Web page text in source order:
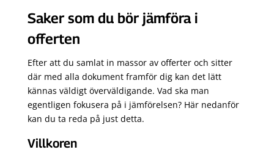
Saker som du bör jämföra i
offerten
Efter att du samlat in massor av offerter och sitter
där med alla dokument framför dig kan det lätt
kännas väldigt överväldigande. Vad ska man
egentligen fokusera på i jämförelsen? Här nedanför
kan du ta reda på just detta.
Villkoren